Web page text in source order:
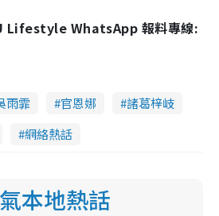
Lifestyle WhatsApp 報料專線:
雨霏 官恩娜
諸葛梓岐
網絡熱話
本地熱話